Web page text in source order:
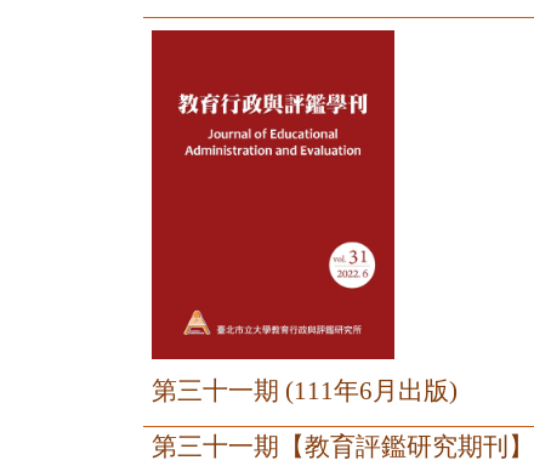
第三十一期 (111年6月出版)
第三十一期【教育評鑑研究期刊】